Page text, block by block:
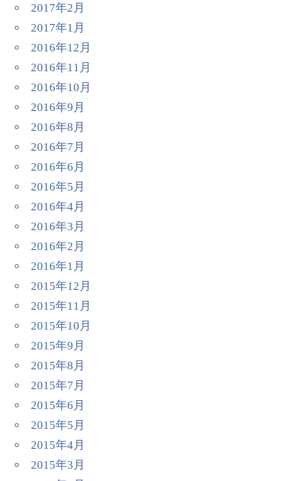
2017年2月
2017年1月
2016年12月
2016年11月
2016年10月
2016年9月
2016年8月
2016年7月
2016年6月
2016年5月
2016年4月
2016年3月
2016年2月
2016年1月
2015年12月
2015年11月
2015年10月
2015年9月
2015年8月
2015年7月
2015年6月
2015年5月
2015年4月
2015年3月